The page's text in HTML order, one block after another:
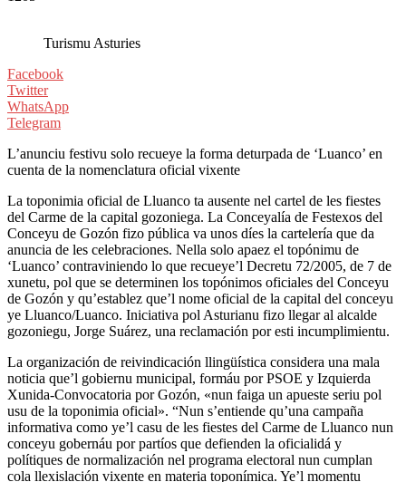
Turismu Asturies
Facebook
Twitter
WhatsApp
Telegram
L’anunciu festivu solo recueye la forma deturpada de ‘Luanco’ en
cuenta de la nomenclatura oficial vixente
La toponimia oficial de Lluanco ta ausente nel cartel de les fiestes
del Carme de la capital gozoniega. La Conceyalía de Festexos del
Conceyu de Gozón fizo pública va unos díes la cartelería que da
anuncia de les celebraciones. Nella solo apaez el topónimu de
‘Luanco’ contraviniendo lo que recueye’l Decretu 72/2005, de 7 de
xunetu, pol que se determinen los topónimos oficiales del Conceyu
de Gozón y qu’establez que’l nome oficial de la capital del conceyu
ye Lluanco/Luanco. Iniciativa pol Asturianu fizo llegar al alcalde
gozoniegu, Jorge Suárez, una reclamación por esti incumplimientu.
La organización de reivindicación llingüística considera una mala
noticia que’l gobiernu municipal, formáu por PSOE y Izquierda
Xunida-Convocatoria por Gozón, «nun faiga un apueste seriu pol
usu de la toponimia oficial». “Nun s’entiende qu’una campaña
informativa como ye’l casu de les fiestes del Carme de Lluanco nun
conceyu gobernáu por partíos que defienden la oficialidá y
polítiques de normalización nel programa electoral nun cumplan
cola llexislación vixente en materia toponímica. Ye’l momentu